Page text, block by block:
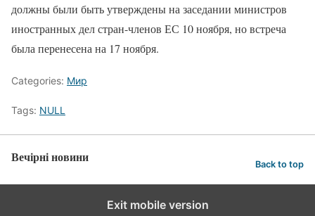
должны были быть утверждены на заседании министров
иностранных дел стран-членов ЕС 10 ноября, но встреча
была перенесена на 17 ноября.
Categories: Мир
Tags: NULL
Вечірні новини Back to top
Exit mobile version